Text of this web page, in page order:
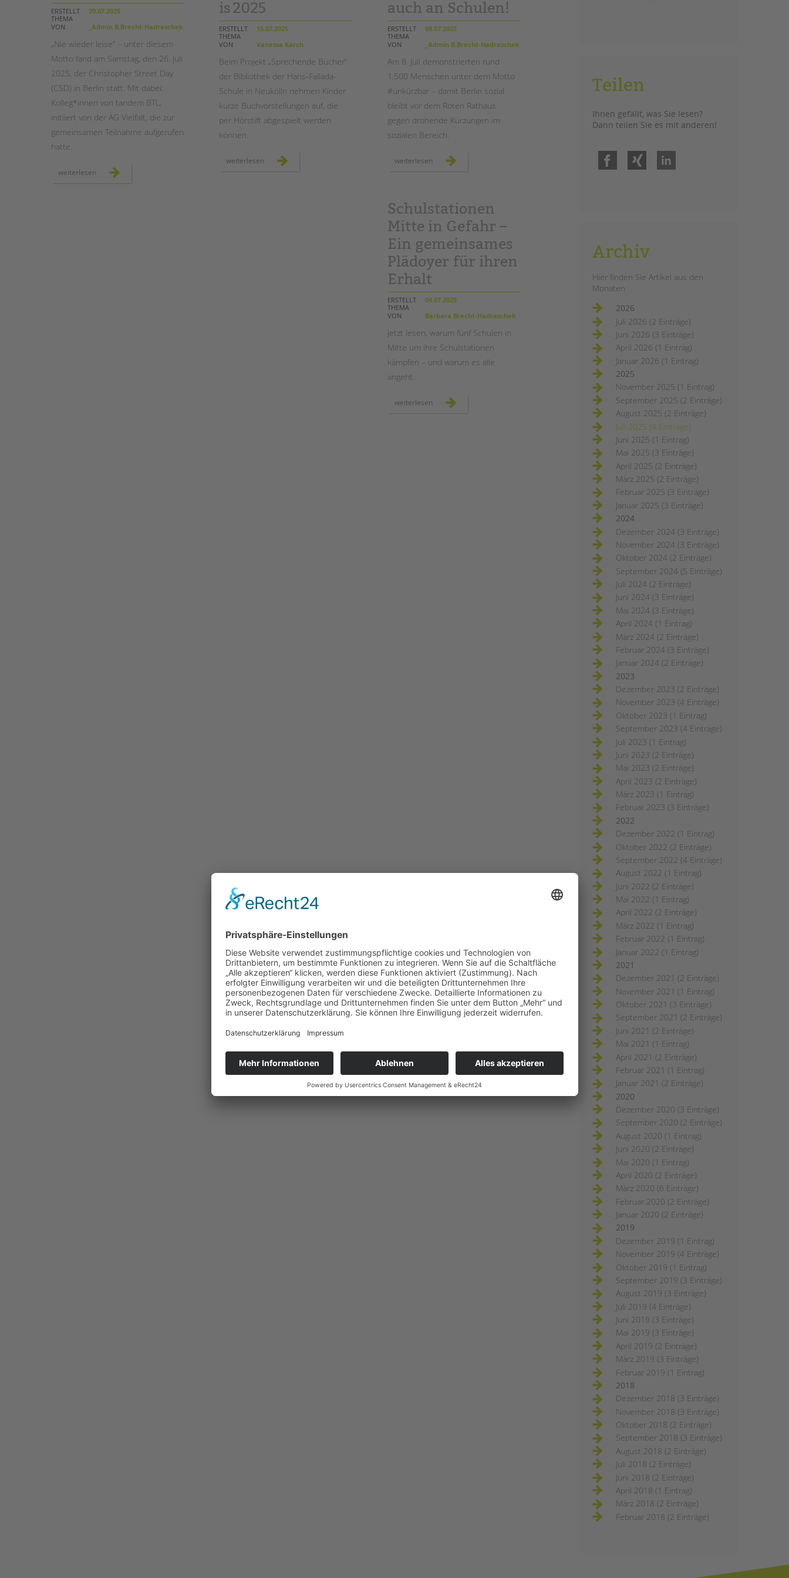
STADTTEILARBEIT
ERSTELLT
29.07.2025
THEMA
VON
_Admin B.Brecht-Hadraschek
„Nie wieder leise“ – unter diesem
Motto fand am Samstag, den 26. Juli
2025, der Christopher Street Day
(CSD) in Berlin statt. Mit dabei:
Kolleg*innen von tandem BTL,
initiiert von der AG Vielfalt, die zur
gemeinsamen Teilnahme aufgerufen
hatte.
weiterlesen rückblick
is 2025
ERSTELLT
15.07.2025
THEMA
VON
Vanessa Karch
Beim Projekt „Sprechende Bücher“
der Bibliothek der Hans‑Fallada-
Schule in Neukölln nehmen Kinder
kurze Buchvorstellungen auf, die
per Hörstift abgespielt werden
können.
weiterlesen wenn
bücher
auch an Schulen!
ERSTELLT
09.07.2025
THEMA
VON
_Admin B.Brecht-Hadraschek
Am 8. Juli demonstrierten rund
1.500 Menschen unter dem Motto
#unkürzbar – damit Berlin sozial
bleibt vor dem Roten Rathaus
gegen drohende Kürzungen im
sozialen Bereich.
weiterlesen demo
#unkürzbar:
sozialen
infrastruktur
–
auch
an
schulen!
Schulstationen
Mitte in Gefahr –
Ein gemeinsames
Plädoyer für ihren
Erhalt
ERSTELLT
04.07.2025
THEMA
VON
Barbara Brecht-Hadraschek
Jetzt lesen, warum fünf Schulen in
Mitte um ihre Schulstationen
kämpfen – und warum es alle
angeht.
weiterlesen schulstationen
Teilen
Ihnen gefällt, was Sie lesen?
Dann teilen Sie es mit anderen!
Facebook
Archiv
Hier finden Sie Artikel aus den
Monaten
2026
Juli 2026 (2 Einträge)
Juni 2026 (3 Einträge)
April 2026 (1 Eintrag)
Januar 2026 (1 Eintrag)
2025
November 2025 (1 Eintrag)
September 2025 (2 Einträge)
August 2025 (2 Einträge)
Juli 2025 (4 Einträge)
Juni 2025 (1 Eintrag)
Mai 2025 (3 Einträge)
April 2025 (2 Einträge)
März 2025 (2 Einträge)
Februar 2025 (3 Einträge)
Januar 2025 (3 Einträge)
2024
Dezember 2024 (3 Einträge)
November 2024 (3 Einträge)
Oktober 2024 (2 Einträge)
September 2024 (5 Einträge)
Juli 2024 (2 Einträge)
Juni 2024 (3 Einträge)
Mai 2024 (3 Einträge)
April 2024 (1 Eintrag)
März 2024 (2 Einträge)
Februar 2024 (3 Einträge)
Januar 2024 (2 Einträge)
2023
Dezember 2023 (2 Einträge)
November 2023 (4 Einträge)
Oktober 2023 (1 Eintrag)
September 2023 (4 Einträge)
Juli 2023 (1 Eintrag)
Juni 2023 (2 Einträge)
Mai 2023 (2 Einträge)
April 2023 (2 Einträge)
März 2023 (1 Eintrag)
Februar 2023 (3 Einträge)
2022
Dezember 2022 (1 Eintrag)
Oktober 2022 (2 Einträge)
September 2022 (4 Einträge)
August 2022 (1 Eintrag)
Juni 2022 (2 Einträge)
Mai 2022 (1 Eintrag)
April 2022 (2 Einträge)
März 2022 (1 Eintrag)
Februar 2022 (1 Eintrag)
Januar 2022 (1 Eintrag)
2021
Dezember 2021 (2 Einträge)
November 2021 (1 Eintrag)
Oktober 2021 (3 Einträge)
September 2021 (2 Einträge)
Juni 2021 (2 Einträge)
Mai 2021 (1 Eintrag)
April 2021 (2 Einträge)
Februar 2021 (1 Eintrag)
Januar 2021 (2 Einträge)
2020
Dezember 2020 (3 Einträge)
September 2020 (2 Einträge)
August 2020 (1 Eintrag)
Juni 2020 (2 Einträge)
Mai 2020 (1 Eintrag)
April 2020 (2 Einträge)
März 2020 (6 Einträge)
Februar 2020 (2 Einträge)
Januar 2020 (2 Einträge)
2019
Dezember 2019 (1 Eintrag)
November 2019 (4 Einträge)
Oktober 2019 (1 Eintrag)
September 2019 (3 Einträge)
August 2019 (3 Einträge)
Juli 2019 (4 Einträge)
Juni 2019 (3 Einträge)
Mai 2019 (3 Einträge)
April 2019 (2 Einträge)
März 2019 (3 Einträge)
Februar 2019 (1 Eintrag)
2018
Dezember 2018 (3 Einträge)
November 2018 (3 Einträge)
Oktober 2018 (2 Einträge)
September 2018 (3 Einträge)
August 2018 (2 Einträge)
Juli 2018 (2 Einträge)
Juni 2018 (2 Einträge)
April 2018 (1 Eintrag)
März 2018 (2 Einträge)
Februar 2018 (2 Einträge)